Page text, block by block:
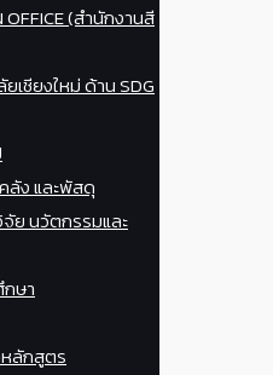
OFFICE (สำนักงานสี
เชียงใหม่ ด้าน SDG
ลัง และพัสดุ
ย นวัตกรรมและ
ษา
ลักสูตร